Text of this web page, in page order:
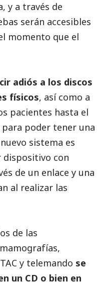
y a través de
serán accesibles
momento que el
adiós a los discos
físicos, así como a
pacientes hasta el
poder tener una
sistema es
dispositivo con
de un enlace y una
al realizar las
de las
y telemando se
un CD o bien en